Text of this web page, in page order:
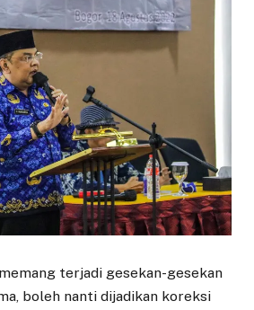
terjadi gesekan-gesekan
boleh nanti dijadikan koreksi